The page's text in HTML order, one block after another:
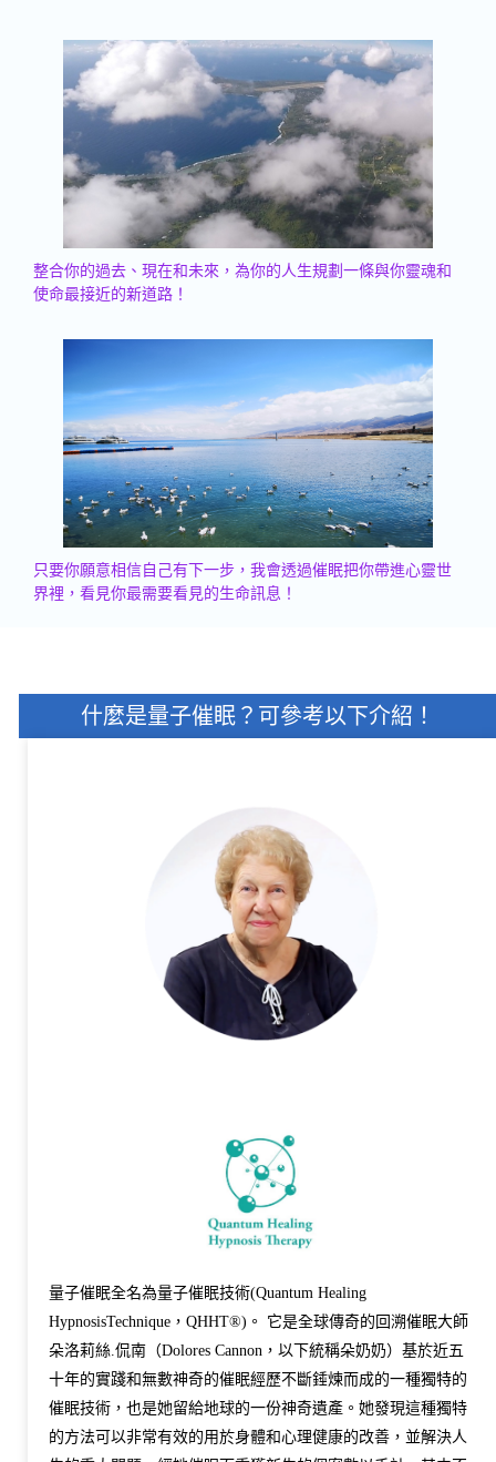
整合你的過去、現在和未來，為你的人生規劃一條與你靈魂和
使命最接近的新道路！
只要你願意相信自己有下一步，我會透過催眠把你帶進心靈世
界裡，看見你最需要看見的生命訊息！
什麼是量子催眠？可參考以下介紹！
量子催眠全名為量子催眠技術(Quantum Healing
HypnosisTechnique，QHHT®)。 它是全球傳奇的回溯催眠大師
朵洛莉絲.侃南（Dolores Cannon，以下統稱朵奶奶）基於近五
十年的實踐和無數神奇的催眠經歷不斷錘煉而成的一種獨特的
催眠技術，也是她留給地球的一份神奇遺產。她發現這種獨特
的方法可以非常有效的用於身體和心理健康的改善，並解決人